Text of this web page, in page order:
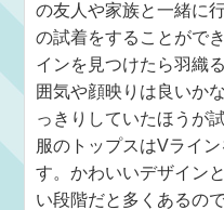
の友人や家族と一緒に
の試着をすることがで
インを見つけたら羽織
囲気や顔映りは良いか
っきりしていたほうが
服のトップスはVライ
す。かわいいデザイン
い段階だと多くあるの